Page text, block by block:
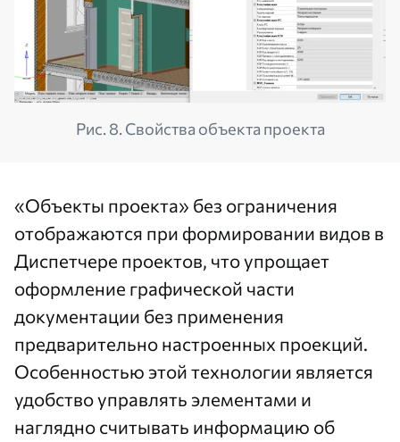
Рис. 8. Свойства объекта проекта
«Объекты проекта» без ограничения
отображаются при формировании видов в
Диспетчере проектов, что упрощает
оформление графической части
документации без применения
предварительно настроенных проекций.
Особенностью этой технологии является
удобство управлять элементами и
наглядно считывать информацию об